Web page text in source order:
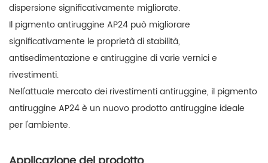
dispersione significativamente migliorate.
Il pigmento antiruggine AP24 può migliorare
significativamente le proprietà di stabilità,
antisedimentazione e antiruggine di varie vernici e
rivestimenti.
Nell'attuale mercato dei rivestimenti antiruggine, il pigmento
antiruggine AP24 è un nuovo prodotto antiruggine ideale
per l'ambiente.